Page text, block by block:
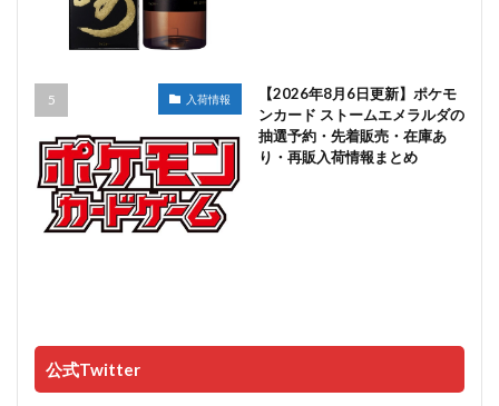
入荷情報
【2026年8月6日更新】ポケモ
ンカード ストームエメラルダの
抽選予約・先着販売・在庫あ
り・再販入荷情報まとめ
公式Twitter